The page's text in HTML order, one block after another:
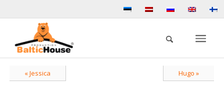
« Jessica Hugo »